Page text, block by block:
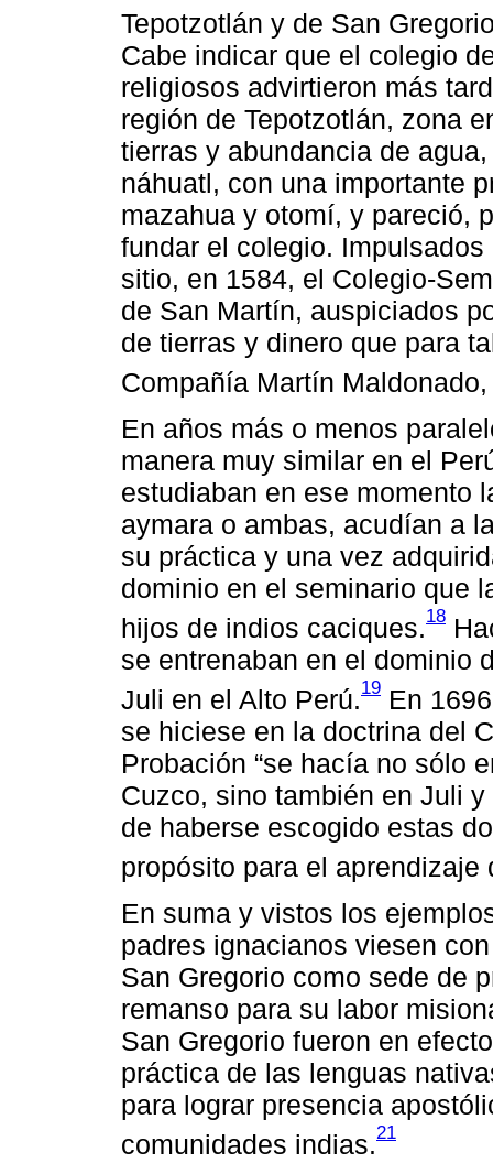
Tepotzotlán y de San
Cabe indicar que el colegio
religiosos advirtieron más
región de Tepotzotlán, zona
tierras y abundancia de
náhuatl, con una importante
mazahua y otomí, y pareció,
fundar el colegio.
sitio, en 1584, el Colegio-
de San Martín, auspiciados
de tierras y dinero que para
Compañía Martín
En años más o menos
manera muy similar en el
estudiaban en ese momento
aymara o ambas, acudían a
su práctica y una vez
dominio en el seminario que
hijos de indios caciques.18
se entrenaban en el dominio
Juli en el Alto Perú.19 En
se hiciese en la doctrina del
Probación “se hacía no sólo
Cuzco, sino también en Juli
de haberse escogido estas
propósito para el aprendizaje
En suma y vistos los
padres ignacianos viesen
San Gregorio como sede de
remanso para su labor
San Gregorio fueron en
práctica de las lenguas
para lograr presencia
comunidades indias.21